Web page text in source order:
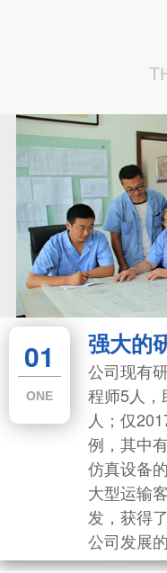
03 庞大的销
我公司在六大
七大区域布局
研究所、强度
企业及航空文
专业的服务团队
我公司以“服务是产品
到让用户满意，让用
务，持续改进，尊重
品质。
01
ONE
强大的
公司现有
程师5人
人；仅
例，其中
仿真设备
大型运输
发，获得
公司发展
02
TWO
03
THREE
庞
我
七
研
企
“服务是产品的一部分”为宗
满意，让用户放心，全心全
改进，尊重用户的隐私，不